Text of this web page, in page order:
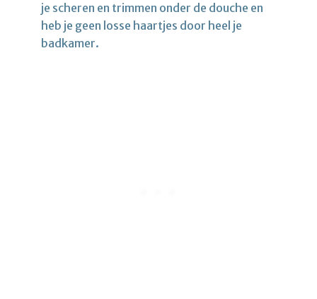
je scheren en trimmen onder de douche en
heb je geen losse haartjes door heel je
badkamer.